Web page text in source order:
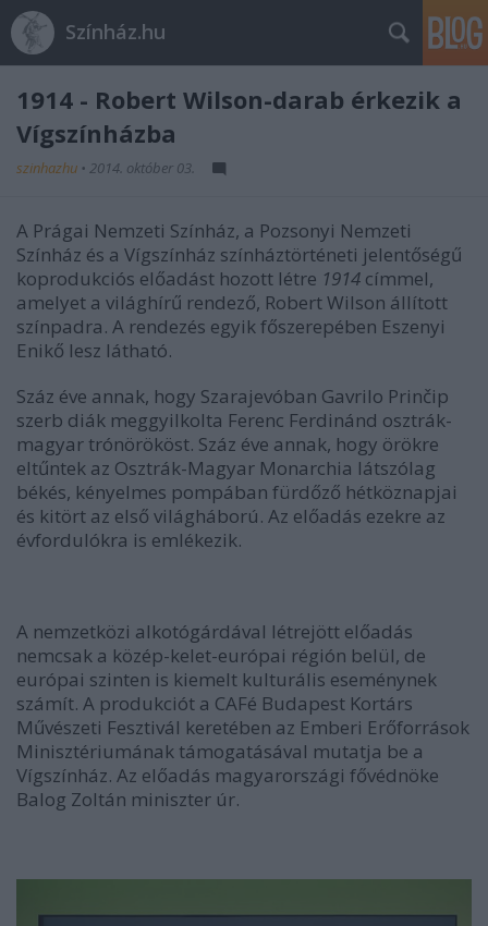
Színház.hu
1914 - Robert Wilson-darab érkezik a
Vígszínházba
szinhazhu • 2014. október 03.
A Prágai Nemzeti Színház, a Pozsonyi Nemzeti
Színház és a Vígszínház színháztörténeti jelentőségű
koprodukciós előadást hozott létre 1914 címmel,
amelyet a világhírű rendező, Robert Wilson állított
színpadra. A rendezés egyik főszerepében Eszenyi
Enikő lesz látható.
Száz éve annak, hogy Szarajevóban Gavrilo Prinčip
szerb diák meggyilkolta Ferenc Ferdinánd osztrák-
magyar trónörököst. Száz éve annak, hogy örökre
eltűntek az Osztrák-Magyar Monarchia látszólag
békés, kényelmes pompában fürdőző hétköznapjai
és kitört az első világháború. Az előadás ezekre az
évfordulókra is emlékezik.
A nemzetközi alkotógárdával létrejött előadás
nemcsak a közép-kelet-európai régión belül, de
európai szinten is kiemelt kulturális eseménynek
számít. A produkciót a CAFé Budapest Kortárs
Művészeti Fesztivál keretében az Emberi Erőforrások
Minisztériumának támogatásával mutatja be a
Vígszínház. Az előadás magyarországi fővédnöke
Balog Zoltán miniszter úr.